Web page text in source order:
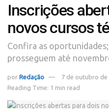
Inscrições
novos cursos
Confira as
prosseguem até
por Redação
7 de outubro de
Reading Time: 1 min read